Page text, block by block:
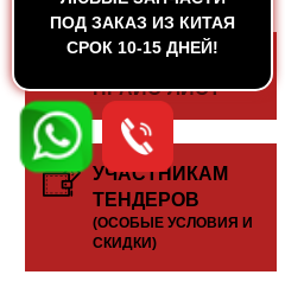
ПОД ЗАКАЗ ИЗ КИТАЯ
СРОК 10-15 ДНЕЙ!
СКАЧАТЬ
ПРАЙС-ЛИСТ
УЧАСТНИКАМ
ТЕНДЕРОВ
(ОСОБЫЕ УСЛОВИЯ И
СКИДКИ)